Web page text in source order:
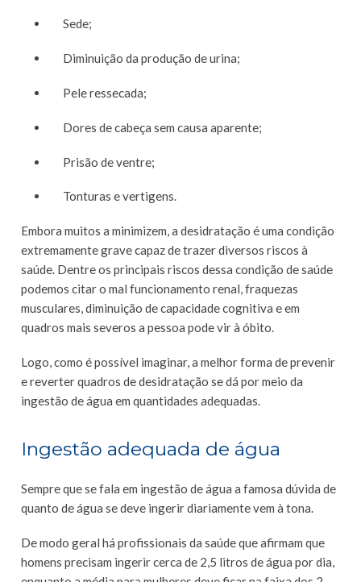
Sede;
Diminuição da produção de urina;
Pele ressecada;
Dores de cabeça sem causa aparente;
Prisão de ventre;
Tonturas e vertigens.
Embora muitos a minimizem, a desidratação é uma condição
extremamente grave capaz de trazer diversos riscos à
saúde. Dentre os principais riscos dessa condição de saúde
podemos citar o mal funcionamento renal, fraquezas
musculares, diminuição de capacidade cognitiva e em
quadros mais severos a pessoa pode vir à óbito.
Logo, como é possível imaginar, a melhor forma de prevenir
e reverter quadros de desidratação se dá por meio da
ingestão de água em quantidades adequadas.
Ingestão adequada de água
Sempre que se fala em ingestão de água a famosa dúvida de
quanto de água se deve ingerir diariamente vem à tona.
De modo geral há profissionais da saúde que afirmam que
homens precisam ingerir cerca de 2,5 litros de água por dia,